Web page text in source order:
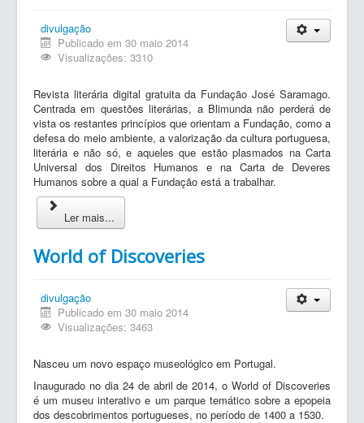
divulgação
Publicado em 30 maio 2014
Visualizações: 3310
Revista literária digital gratuita da Fundação José Saramago.
Centrada em questões literárias, a Blimunda não perderá de
vista os restantes princípios que orientam a Fundação, como a
defesa do meio ambiente, a valorização da cultura portuguesa,
literária e não só, e aqueles que estão plasmados na Carta
Universal dos Direitos Humanos e na Carta de Deveres
Humanos sobre a qual a Fundação está a trabalhar.
Ler mais...
World of Discoveries
divulgação
Publicado em 30 maio 2014
Visualizações: 3463
Nasceu um novo espaço museológico em Portugal.
Inaugurado no dia 24 de abril de 2014, o World of Discoveries
é um museu interativo e um parque temático sobre a epopeia
dos descobrimentos portugueses, no período de 1400 a 1530.